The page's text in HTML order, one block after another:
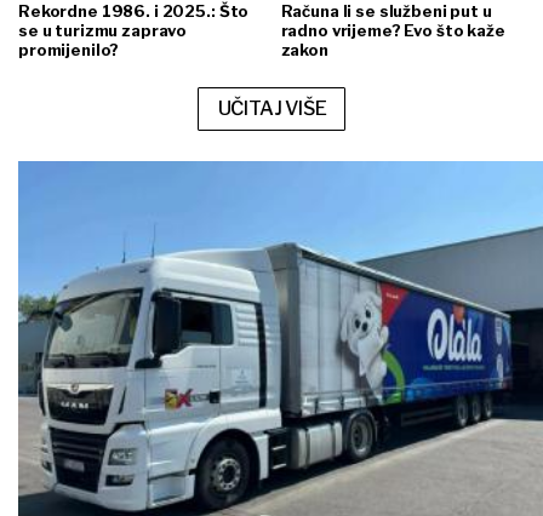
Rekordne 1986. i 2025.: Što
se u turizmu zapravo
promijenilo?
Računa li se službeni put u
radno vrijeme? Evo što kaže
zakon
UČITAJ VIŠE